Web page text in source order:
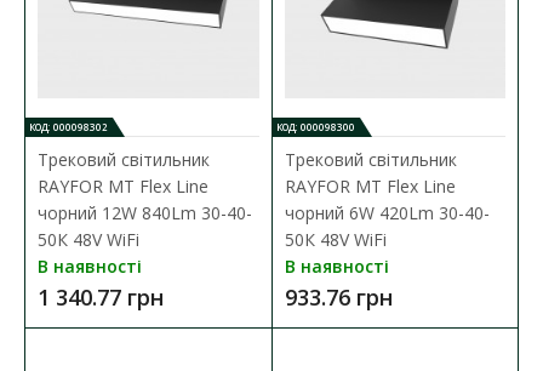
В порівняння
КОД: 000098302
Трековий світильник
RAYFOR MT Flex Line
чорний 12W 840Lm 30-40-
50К 48V WiFi
В наявності
1 340.77 грн
КОД: 000098300
Трековий світильник
RAYFOR MT Flex Line
чорний 6W 420Lm 30-40-
50К 48V WiFi
В наявності
933.76 грн